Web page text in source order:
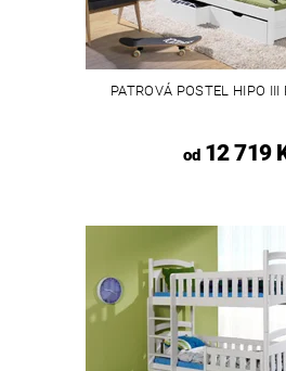
PATROVÁ POSTEL HIPO III
od12 719